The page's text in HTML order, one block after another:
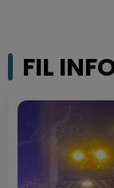
FIL